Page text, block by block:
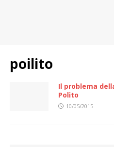
poilito
Il problema
Polito
10/05/2015